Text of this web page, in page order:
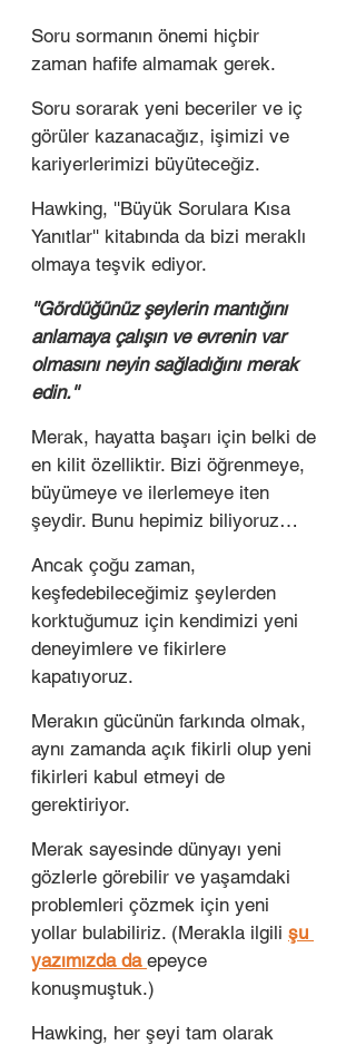
Soru sormanın önemi hiçbir
zaman hafife almamak gerek.
Soru sorarak yeni beceriler ve iç
görüler kazanacağız, işimizi ve
kariyerlerimizi büyüteceğiz.
Hawking, ''Büyük Sorulara Kısa
Yanıtlar'' kitabında da bizi meraklı
olmaya teşvik ediyor.
''Gördüğünüz şeylerin mantığını
anlamaya çalışın ve evrenin var
olmasını neyin sağladığını merak
edin.''
Merak, hayatta başarı için belki de
en kilit özelliktir. Bizi öğrenmeye,
büyümeye ve ilerlemeye iten
şeydir. Bunu hepimiz biliyoruz…
Ancak çoğu zaman,
keşfedebileceğimiz şeylerden
korktuğumuz için kendimizi yeni
deneyimlere ve fikirlere
kapatıyoruz.
Merakın gücünün farkında olmak,
aynı zamanda açık fikirli olup yeni
fikirleri kabul etmeyi de
gerektiriyor.
Merak sayesinde dünyayı yeni
gözlerle görebilir ve yaşamdaki
problemleri çözmek için yeni
yollar bulabiliriz. (Merakla ilgili şu
yazımızda da epeyce
konuşmuştuk.)
Hawking, her şeyi tam olarak